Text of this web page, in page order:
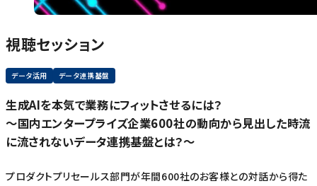
視聴セッション
データ活用 データ連携基盤
生成AIを本気で業務にフィットさせるには？
～国内エンタープライズ企業600社の動向から見出した時流
に流されないデータ連携基盤とは？～
プロダクトプリセールス部門が年間600社のお客様との対話から得た